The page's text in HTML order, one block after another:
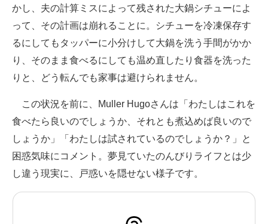
かし、夫の計算ミスによって残された大鍋シチューによ
って、その計画は崩れることに。シチューを冷凍保存す
るにしてもタッパーに小分けして大鍋を洗う手間がかか
り、そのまま食べるにしても温め直したり食器を洗った
りと、どう転んでも家事は避けられません。
この状況を前に、Muller Hugoさんは「わたしはこれを
食べたら良いのでしょうか、それとも煮込めば良いので
しょうか」「わたしは試されているのでしょうか？」と
困惑気味にコメント。夢見ていたのんびりライフとは少
し違う現実に、戸惑いを隠せない様子です。